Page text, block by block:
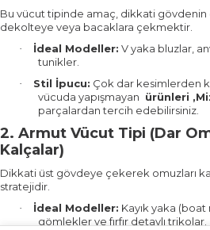
Bu vücut tipinde amaç, dikkati gövdenin
dekolteye veya bacaklara çekmektir.
· İdeal Modeller: V yaka bluzlar,
tunikler.
· Stil İpucu: Çok dar kesimlerden
vücuda yapışmayan ürünleri
parçalardan tercih edebilirsiniz.
2. Armut Vücut Tipi (Dar
Kalçalar)
Dikkati üst gövdeye çekerek omuzları
stratejidir.
· İdeal Modeller: Kayık yaka (boat
gömlekler ve fırfır detaylı trikolar.